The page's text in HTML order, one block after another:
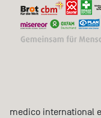
medico international